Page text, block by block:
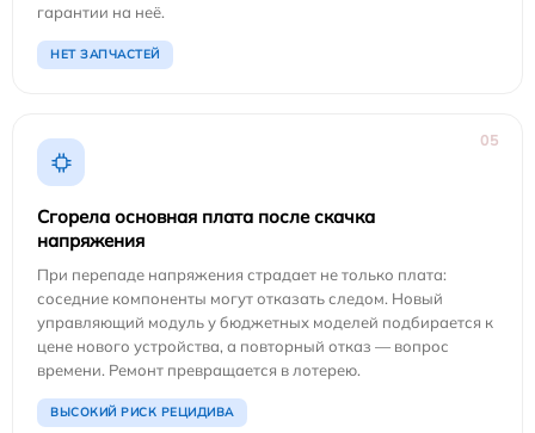
гарантии на неё.
НЕТ ЗАПЧАСТЕЙ
05
Сгорела основная плата после скачка
напряжения
При перепаде напряжения страдает не только плата:
соседние компоненты могут отказать следом. Новый
управляющий модуль у бюджетных моделей подбирается к
цене нового устройства, а повторный отказ — вопрос
времени. Ремонт превращается в лотерею.
ВЫСОКИЙ РИСК РЕЦИДИВА